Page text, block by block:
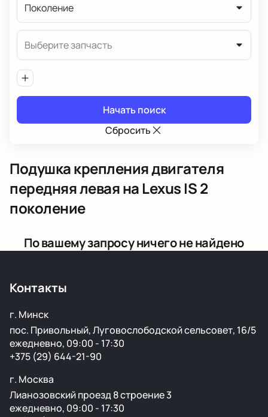
Поколение
Выберите запчасть
Начать поиск
Сбросить
Подушка крепления двигателя
передняя леваяна Lexus IS 2
поколение
По вашему запросу ничего не найдено
Контакты
г. Минск
пос. Привольный, Луговослободской сельсовет, 16/5
ежедневно, 09:00 - 17:30
+375 (29) 644-21-90
г. Москва
Лианозовский проезд 8 строение 3
ежедневно, 09:00 - 17:30